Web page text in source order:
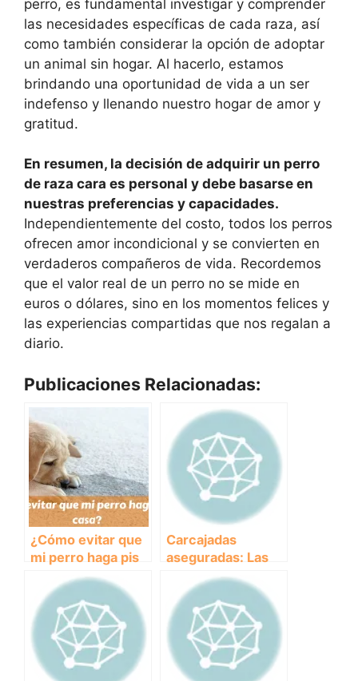
perro, es fundamental investigar y comprender
las necesidades específicas de cada raza, así
como también considerar la opción de adoptar
un animal sin hogar. Al hacerlo, estamos
brindando una oportunidad de vida a un ser
indefenso y llenando nuestro hogar de amor y
gratitud.
En resumen, la decisión de adquirir un perro
de raza cara es personal y debe basarse en
nuestras preferencias y capacidades.
Independientemente del costo, todos los perros
ofrecen amor incondicional y se convierten en
verdaderos compañeros de vida. Recordemos
que el valor real de un perro no se mide en
euros o dólares, sino en los momentos felices y
las experiencias compartidas que nos regalan a
diario.
Publicaciones Relacionadas:
¿Cómo evitar que
mi perro haga pis
en casa?
Carcajadas
aseguradas: Las
fotos más
divertidas de
perros que te
harán reír sin
parar.